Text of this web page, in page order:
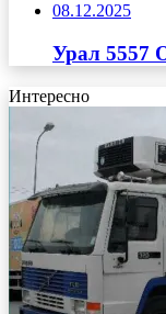
08.12.2025
Урал 5557
Интересно